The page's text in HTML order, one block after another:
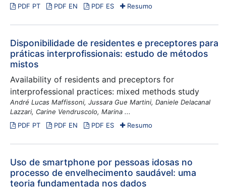
PDF PT
PDF EN PDF ES Resumo
Disponibilidade de residentes e preceptores para
práticas interprofissionais: estudo de métodos
mistos
Availability of residents and preceptors for
interprofessional practices: mixed methods study
André Lucas Maffissoni, Jussara Gue Martini, Daniele Delacanal
Lazzari, Carine Vendruscolo, Marina ...
PDF PT
PDF EN PDF ES Resumo
Uso de smartphone por pessoas idosas no
processo de envelhecimento saudável: uma
teoria fundamentada nos dados